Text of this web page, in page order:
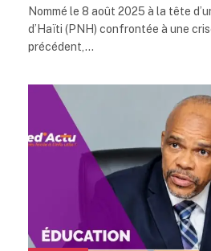
Nommé le 8 août 2025 à la tête
d’Haïti (PNH) confrontée à une
précédent,…